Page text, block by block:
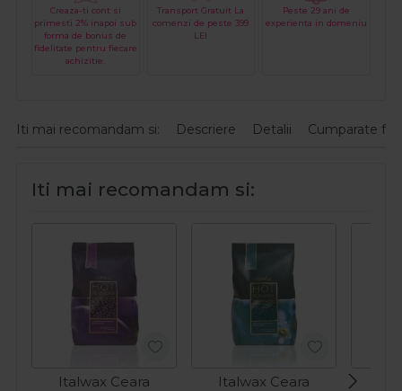
Creaza-ti cont si
primesti 2% inapoi sub
forma de bonus de
fidelitate pentru fiecare
achizitie.
Transport Gratuit La
comenzi de peste 399
LEI
Peste 29 ani de
experienta in domeniu
Iti mai recomandam si: Descriere Detalii Cumparate
Iti mai recomandam si:
Italwax Ceara
Italwax Ceara